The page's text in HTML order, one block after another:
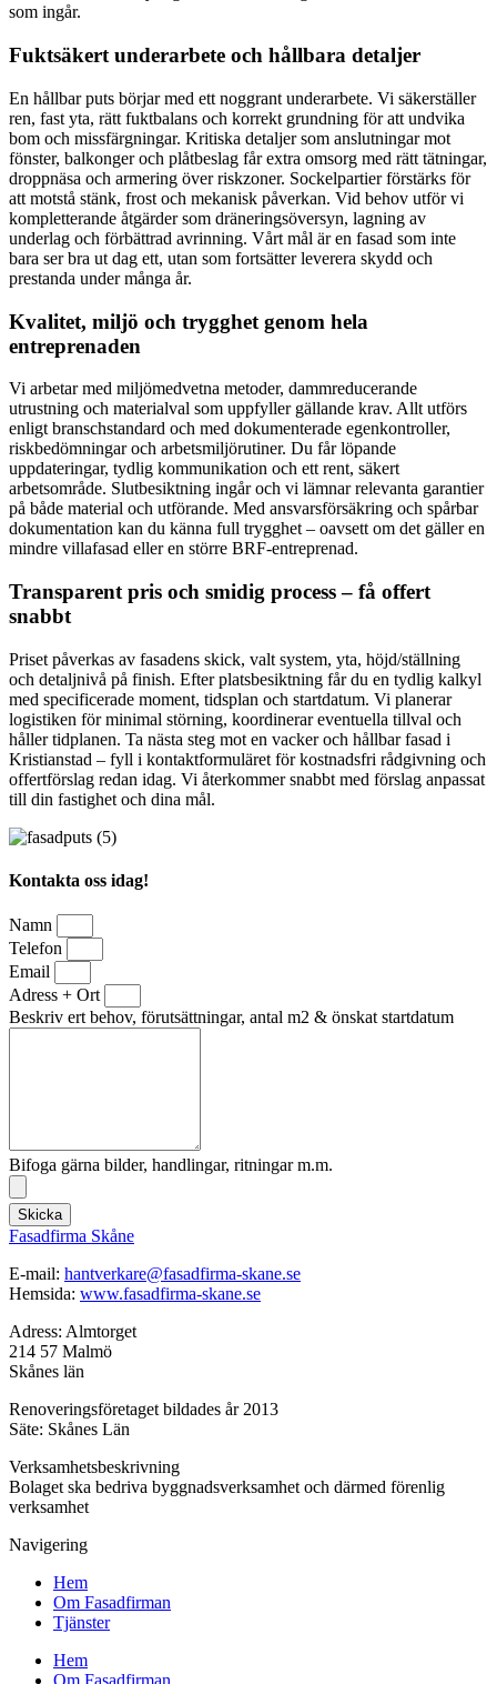
som ingår.
Fuktsäkert underarbete och hållbara detaljer
En hållbar puts börjar med ett noggrant underarbete. Vi säkerställer
ren, fast yta, rätt fuktbalans och korrekt grundning för att undvika
bom och missfärgningar. Kritiska detaljer som anslutningar mot
fönster, balkonger och plåtbeslag får extra omsorg med rätt tätningar,
droppnäsa och armering över riskzoner. Sockelpartier förstärks för
att motstå stänk, frost och mekanisk påverkan. Vid behov utför vi
kompletterande åtgärder som dräneringsöversyn, lagning av
underlag och förbättrad avrinning. Vårt mål är en fasad som inte
bara ser bra ut dag ett, utan som fortsätter leverera skydd och
prestanda under många år.
Kvalitet, miljö och trygghet genom hela
entreprenaden
Vi arbetar med miljömedvetna metoder, dammreducerande
utrustning och materialval som uppfyller gällande krav. Allt utförs
enligt branschstandard och med dokumenterade egenkontroller,
riskbedömningar och arbetsmiljörutiner. Du får löpande
uppdateringar, tydlig kommunikation och ett rent, säkert
arbetsområde. Slutbesiktning ingår och vi lämnar relevanta garantier
på både material och utförande. Med ansvarsförsäkring och spårbar
dokumentation kan du känna full trygghet – oavsett om det gäller en
mindre villafasad eller en större BRF-entreprenad.
Transparent pris och smidig process – få offert
snabbt
Priset påverkas av fasadens skick, valt system, yta, höjd/ställning
och detaljnivå på finish. Efter platsbesiktning får du en tydlig kalkyl
med specificerade moment, tidsplan och startdatum. Vi planerar
logistiken för minimal störning, koordinerar eventuella tillval och
håller tidplanen. Ta nästa steg mot en vacker och hållbar fasad i
Kristianstad – fyll i kontaktformuläret för kostnadsfri rådgivning och
offertförslag redan idag. Vi återkommer snabbt med förslag anpassat
till din fastighet och dina mål.
Kontakta oss idag!
Namn
Telefon
Email
Adress + Ort
Beskriv ert behov, förutsättningar, antal m2 & önskat startdatum
Bifoga gärna bilder, handlingar, ritningar m.m.
Skicka
Fasadfirma Skåne
E-mail: hantverkare@fasadfirma-skane.se
Hemsida: www.fasadfirma-skane.se
Adress: Almtorget
214 57 Malmö
Skånes län
Renoveringsföretaget bildades år 2013
Säte: Skånes Län
Verksamhetsbeskrivning
Bolaget ska bedriva byggnadsverksamhet och därmed förenlig
verksamhet
Navigering
Hem
Om Fasadfirman
Tjänster
Hem